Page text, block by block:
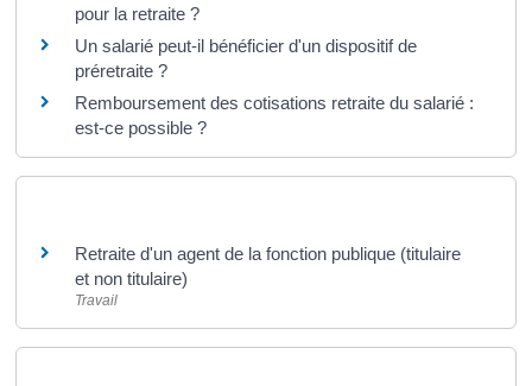
pour la retraite ?
Un salarié peut-il bénéficier d'un dispositif de
préretraite ?
Remboursement des cotisations retraite du salarié :
est-ce possible ?
Retraite d'un agent de la fonction publique (titulaire
et non titulaire)
Travail